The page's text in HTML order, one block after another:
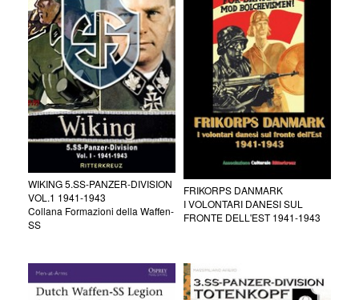
WIKING 5.SS-PANZER-DIVISION
VOL.1 1941-1943
Collana Formazioni della Waffen-
SS
FRIKORPS DANMARK
I VOLONTARI DANESI SUL
FRONTE DELL'EST 1941-1943